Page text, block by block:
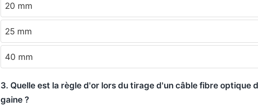
20 mm
25 mm
40 mm
3. Quelle est la règle d'or lors du tirage d'un câble fibre optique
gaine ?